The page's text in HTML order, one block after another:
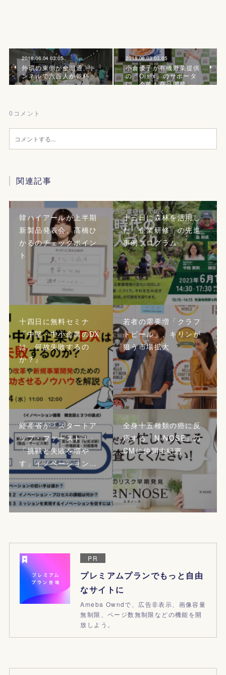
2018.06.04 03:05
外環の東側が全開通、ト
ンネルで六百人が乾杯
2018.06.03 03:05
小倉優子が有機野菜提供
の『Oisix』のサポータ
に、今後も商品開発
0 コメント
関連記事
韓ハイアールが上半期
新製品発表会、髙橋ひ
かるのチェックポイン
ト
十三日に森林を活用し
た「企業研修」の先進
事例プログラム
十四日に無料セミナ
『中堅・中小企業のDX
は、何故失敗するの
か？』
若者の需要増「クラフ
トビール」、キリンが
狙う市場拡大
経産省が「スタートア
ップ・ファースト！」
「挑戦と失敗を増や
す」イノベーション…
全身十五種類の癌に反
応する『N-NOSE』の
CMに仲間由紀恵
PR
プレミアムプランでもっと自由
なサイトに
Ameba Owndで、広告非表示、画像容量
無制限、ページ数無制限などの機能を開
放しよう。